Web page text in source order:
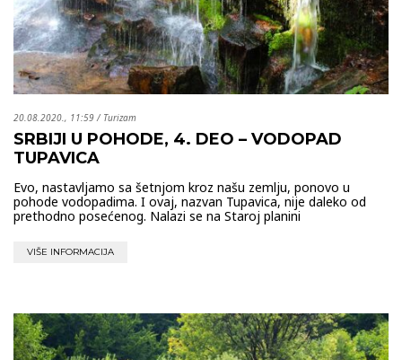
20.08.2020., 11:59 / Turizam
SRBIJI U POHODE, 4. DEO – VODOPAD
TUPAVICA
Evo, nastavljamo sa šetnjom kroz našu zemlju, ponovo u
pohode vodopadima. I ovaj, nazvan Tupavica, nije daleko od
prethodno posećenog. Nalazi se na Staroj planini
VIŠE INFORMACIJA